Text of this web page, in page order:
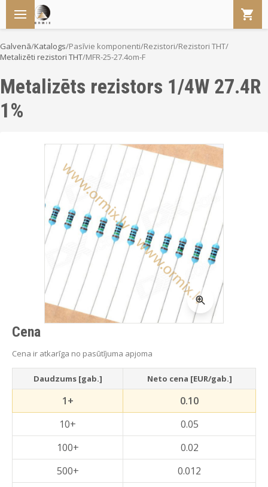
Galvenā/Katalogs/Pasīvie komponenti/Rezistori/Rezistori THT/
Metalizēti rezistori THT/MFR-25-27.4om-F
Metalizēts rezistors 1/4W 27.4R
1%
Cena
Cena ir atkarīga no pasūtījuma apjoma
Daudzums [gab.] Neto cena [EUR/gab.]
1+
0.10
10+
0.05
100+
0.02
500+
0.012